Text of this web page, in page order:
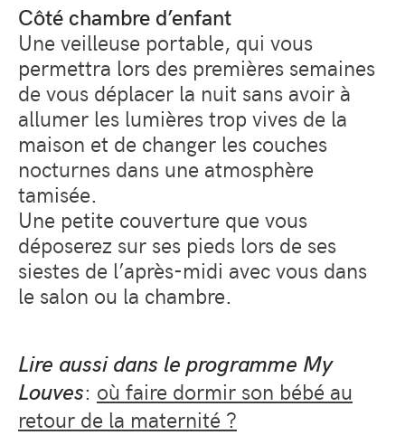
Côté chambre d’enfant
Une veilleuse portable, qui vous
permettra lors des premières semaines
de vous déplacer la nuit sans avoir à
allumer les lumières trop vives de la
maison et de changer les couches
nocturnes dans une atmosphère
tamisée.
Une petite couverture que vous
déposerez sur ses pieds lors de ses
siestes de l’après-midi avec vous dans
le salon ou la chambre.
Lire aussi dans le programme My
Louves: où faire dormir son bébé au
retour de la maternité ?